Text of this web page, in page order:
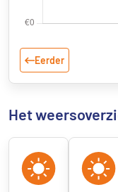
Eerder
Het